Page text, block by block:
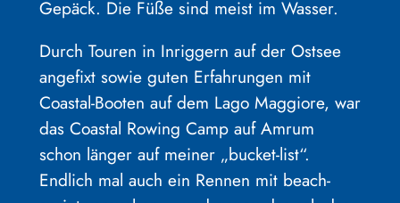
Gepäck. Die Füße sind meist im Wasser.
Durch Touren in Inriggern auf der Ostsee
angefixt sowie guten Erfahrungen mit
Coastal-Booten auf dem Lago Maggiore, war
das Coastal Rowing Camp auf Amrum
schon länger auf meiner „bucket-list“.
Endlich mal auch ein Rennen mit beach-